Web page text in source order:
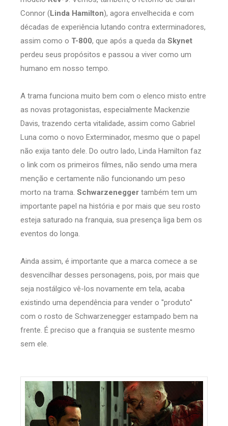
Connor (Linda Hamilton), agora envelhecida e com
décadas de experiência lutando contra exterminadores,
assim como o T-800, que após a queda da Skynet
perdeu seus propósitos e passou a viver como um
humano em nosso tempo.
A trama funciona muito bem com o elenco misto entre
as novas protagonistas, especialmente Mackenzie
Davis, trazendo certa vitalidade, assim como Gabriel
Luna como o novo Exterminador, mesmo que o papel
não exija tanto dele. Do outro lado, Linda Hamilton faz
o link com os primeiros filmes, não sendo uma mera
menção e certamente não funcionando um peso
morto na trama. Schwarzenegger também tem um
importante papel na história e por mais que seu rosto
esteja saturado na franquia, sua presença liga bem os
eventos do longa.
Ainda assim, é importante que a marca comece a se
desvencilhar desses personagens, pois, por mais que
seja nostálgico vê-los novamente em tela, acaba
existindo uma dependência para vender o ''produto''
com o rosto de Schwarzenegger estampado bem na
frente. É preciso que a franquia se sustente mesmo
sem ele.